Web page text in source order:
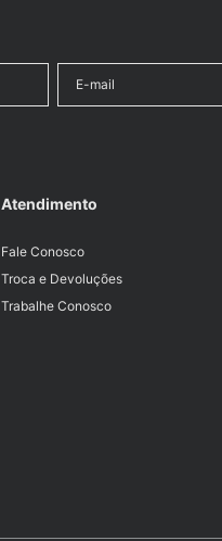
Atendimento
Fale Conosco
Troca e Devoluções
Trabalhe Conosco